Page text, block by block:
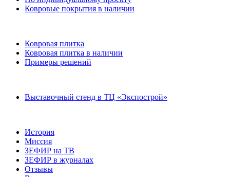
Ковровые покрытия в наличии
Ковровая плитка
Ковровая плитка в наличии
Примеры решений
Выставочный стенд в ТЦ «Экспострой»
История
Миссия
ЗЕФИР на ТВ
ЗЕФИР в журналах
Отзывы